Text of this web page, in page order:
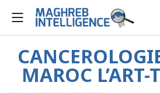
MAROC L’ART-